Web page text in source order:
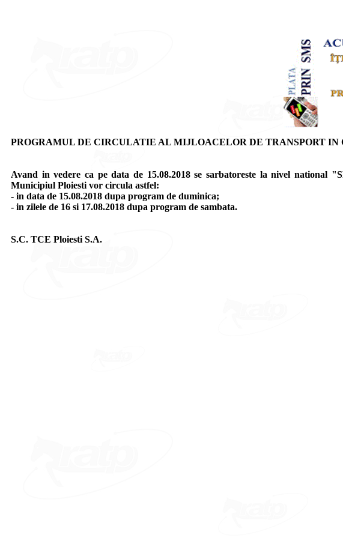
PROGRAMUL DE CIRCULATIE AL MIJLOACELOR DE TRANSPORT IN
Avand in vedere ca pe data de 15.08.2018 se sarbatoreste la nivel national
Municipiul Ploiesti vor circula astfel:
- in data de 15.08.2018 dupa program de duminica;
- in zilele de 16 si 17.08.2018 dupa program de sambata.
S.C. TCE Ploiesti S.A.